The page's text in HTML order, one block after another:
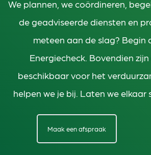
We plannen, we coördineren,
de geadviseerde diensten en
meteen aan de slag? Begin
Energiecheck. Bovendien
beschikbaar voor het
helpen we je bij. Laten we elkaar
Maak een afspraak